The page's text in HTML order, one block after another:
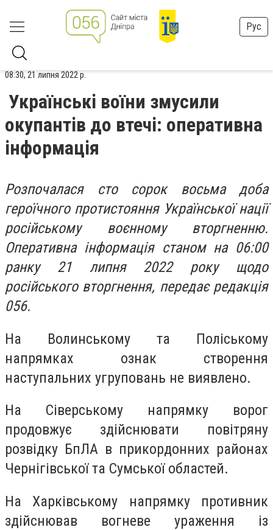
Рус
08:30, 21 липня 2022 р.
Українські воїни змусили
окупантів до втечі: оперативна
інформація
Розпочалася сто сорок восьма доба
героїчного протистояння Української нації
російському воєнному вторгненню.
Оперативна інформація станом на 06:00
ранку 21 липня 2022 року щодо
російського вторгнення, передає редакція
056.
На Волинському та Поліському
напрямках ознак створення
наступальних угруповань не виявлено.
На Сіверському напрямку ворог
продовжує здійснювати повітряну
розвідку БпЛА в прикордонних районах
Чернігівської та Сумської областей.
На Харківському напрямку противник
здійснював вогневе ураження із